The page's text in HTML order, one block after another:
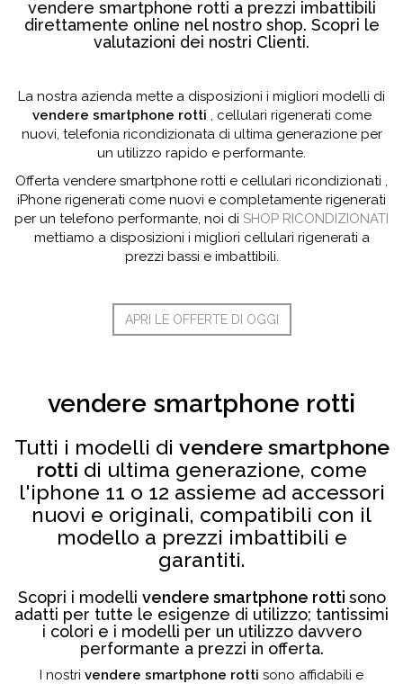
vendere smartphone rotti a prezzi imbattibili
direttamente online nel nostro shop. Scopri le
valutazioni dei nostri Clienti.
La nostra azienda mette a disposizioni i migliori modelli di
vendere smartphone rotti , cellulari rigenerati come
nuovi, telefonia ricondizionata di ultima generazione per
un utilizzo rapido e performante.
Offerta vendere smartphone rotti e cellulari ricondizionati ,
iPhone rigenerati come nuovi e completamente rigenerati
per un telefono performante, noi di SHOP RICONDIZIONATI
mettiamo a disposizioni i migliori cellulari rigenerati a
prezzi bassi e imbattibili.
APRI LE OFFERTE DI OGGI
vendere smartphone rotti
Tutti i modelli di vendere smartphone
rotti di ultima generazione, come
l'iphone 11 o 12 assieme ad accessori
nuovi e originali, compatibili con il
modello a prezzi imbattibili e
garantiti.
Scopri i modelli vendere smartphone rotti sono
adatti per tutte le esigenze di utilizzo; tantissimi
i colori e i modelli per un utilizzo davvero
performante a prezzi in offerta.
I nostri vendere smartphone rotti sono affidabili e